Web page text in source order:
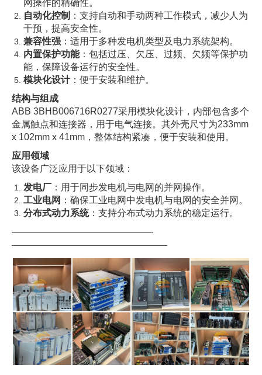
网操作的精确性。
自动化控制 ：支持自动和手动两种工作模式，减少人为
干预，提高安全性。
兼容性强 ：适用于多种发电机类型及电力系统架构。
内置保护功能：包括过压、欠压、过频、欠频等保护功
能，保障设备运行的安全性。
模块化设计：便于安装和维护。
结构与组成
ABB 3BHB006716R0277采用模块化设计，内部包含多个
金属触点和连接器，用于电气连接。其外壳尺寸为233mm
x 102mm x 41mm，整体结构紧凑，便于安装和使用。
应用领域
该设备广泛应用于以下领域：
发电厂 ：用于同步发电机与电网的并网操作。
工业电网 ：确保工业电网中发电机与电网的安全并网。
分布式动力系统：支持分布式动力系统的稳定运行。
—————————————————-
———————————————————